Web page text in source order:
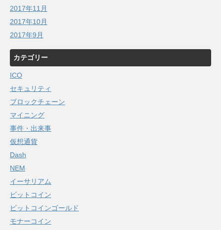
2017年11月
2017年10月
2017年9月
カテゴリー
ICO
セキュリティ
ブロックチェーン
マイニング
事件・出来事
仮想通貨
Dash
NEM
イーサリアム
ビットコイン
ビットコインゴールド
モナーコイン